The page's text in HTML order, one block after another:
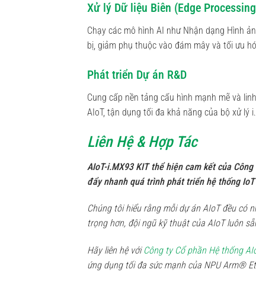
Xử lý Dữ liệu Biên (Edge
Chạy các mô hình AI như Nhận dạng Hình
bị, giảm phụ thuộc vào đám mây và tối ưu
Phát triển Dự án R&D
Cung cấp nền tảng cấu hình mạnh mẽ và
AIoT, tận dụng tối đa khả năng của bộ xử lý
Liên Hệ & Hợp Tác
AIoT-i.MX93 KIT thể hiện cam kết của
đẩy nhanh quá trình phát triển hệ thống
Chúng tôi hiểu rằng mỗi dự án AIoT đều có
trọng hơn, đội ngũ kỹ thuật của AIoT luôn
Hãy liên hệ với Công ty Cổ phần Hệ thống
ứng dụng tối đa sức mạnh của NPU Arm®